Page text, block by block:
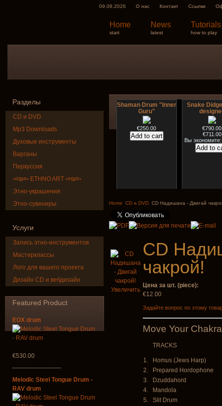
09.08.2026 О нас Контакт Ссылки
Home
start
News
latest
Tutorials
how to play
Разделы
CD и DVD
Mp3 Downloads
Духовые инструменты
Варганы
Перкуссия
◦¤₪¤◦ ETHNO ART ◦¤₪¤◦
Этно-украшения
Этно-сувениры
Услуги
Запись этно-инструментов
Мастерклассы
Лого для вашего проекта
Дизайн CD и вебдизайн
Featured Product
EOX drum
€530.00
Melodic Steel Tongue Drum -
RAV drum
Shaman Drum "Inner
Guru"
€250.00
Snake
€790.00
€711.00
Вы
music
€35.00
top
Shaman Drum
"Magic Deer"
€430.00
Tsaaj
of Laos
Home CD и DVD CD Надишана - Двигай
Увеличить
CD
чакрой!
Цена за шт. (piece):
€12.00
Задайте вопрос по этому
Move Your
TRACKS
1.
Homus (Jews Harp)
2.
Prepared Hordophone
3.
Dzuddahord
4.
Mandola
5.
Slit Drum